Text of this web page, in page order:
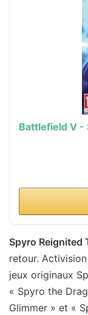
Battlefield V -
Spyro Reignited
retour.
jeux originaux
« Spyro the
Glimmer » et «